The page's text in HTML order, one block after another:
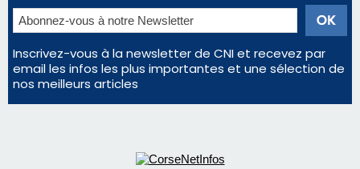
Éclipse du 12 août : la Corse aux premières loges
d'un spectacle qui ne reviendra pas avant 2081
Pene in capu - Bastia : il n'y a plus de limites…
En Corse, un début de saison marqué par une